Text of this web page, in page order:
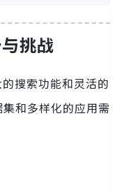
挑战
搜索功能和灵活的
和多样化的应用需